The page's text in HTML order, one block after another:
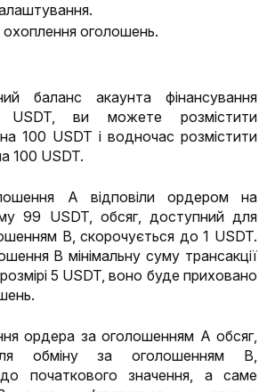
оголошень.
баланс акаунта фінансування
ви можете розмістити
100 USDT і водночас розмістити
100 USDT.
A відповіли ордером на
99 USDT, обсяг, доступний для
B, скорочується до 1 USDT.
B мінімальну суму трансакції
5 USDT, воно буде приховано
ордера за оголошенням A обсяг,
обміну за оголошенням B,
початкового значення, а саме